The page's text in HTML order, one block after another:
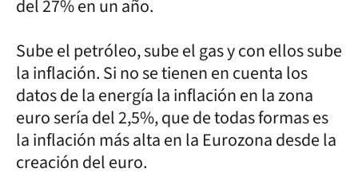
del 27% en un año.
Sube el petróleo, sube el gas y con ellos sube
la inflación. Si no se tienen en cuenta los
datos de la energía la inflación en la zona
euro sería del 2,5%, que de todas formas es
la inflación más alta en la Eurozona desde la
creación del euro.